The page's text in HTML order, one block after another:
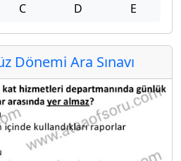
C D E
Dönemi Ara Sınavı